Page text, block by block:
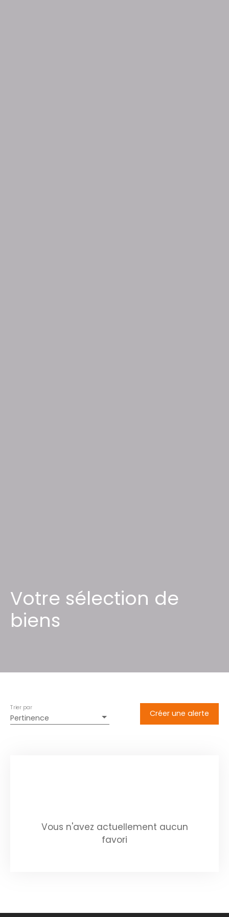
Votre sélection de
biens
Pertinence
Trier par
Créer une alerte
Vous n'avez actuellement aucun
favori